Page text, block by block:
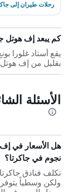
رحلات طيران إلى
كم يبعد إف هوتل
بقليل من إف هوتل
الأسئلة
نجوم في جاكرتا؟